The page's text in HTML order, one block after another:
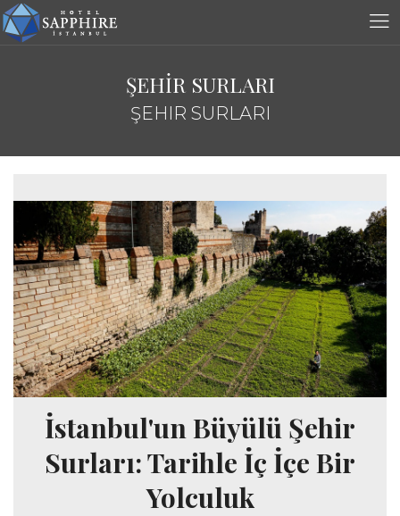
ŞEHİR SURLARI
ŞEHIR SURLARI
İstanbul'un Büyülü Şehir
Surları: Tarihle İç İçe Bir
Yolculuk